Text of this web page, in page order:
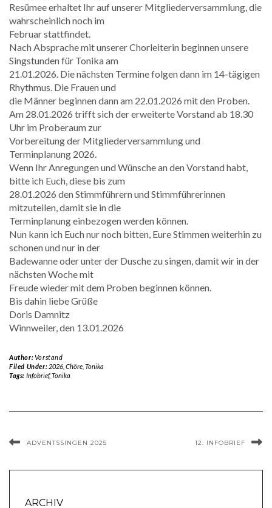
Resümee erhaltet Ihr auf unserer Mitgliederversammlung, die
wahrscheinlich noch im
Februar stattfindet.
Nach Absprache mit unserer Chorleiterin beginnen unsere
Singstunden für Tonika am
21.01.2026. Die nächsten Termine folgen dann im 14-tägigen
Rhythmus. Die Frauen und
die Männer beginnen dann am 22.01.2026 mit den Proben.
Am 28.01.2026 trifft sich der erweiterte Vorstand ab 18.30
Uhr im Proberaum zur
Vorbereitung der Mitgliederversammlung und
Terminplanung 2026.
Wenn Ihr Anregungen und Wünsche an den Vorstand habt,
bitte ich Euch, diese bis zum
28.01.2026 den Stimmführern und Stimmführerinnen
mitzuteilen, damit sie in die
Terminplanung einbezogen werden können.
Nun kann ich Euch nur noch bitten, Eure Stimmen weiterhin zu
schonen und nur in der
Badewanne oder unter der Dusche zu singen, damit wir in der
nächsten Woche mit
Freude wieder mit dem Proben beginnen können.
Bis dahin liebe Grüße
Doris Damnitz
Winnweiler, den 13.01.2026
Author:Vorstand
Filed Under: 2026, Chöre, Tonika
Tags: Infobrief,Tonika
ADVENTSSINGEN 2025 12. INFOBRIEF
ARCHIV